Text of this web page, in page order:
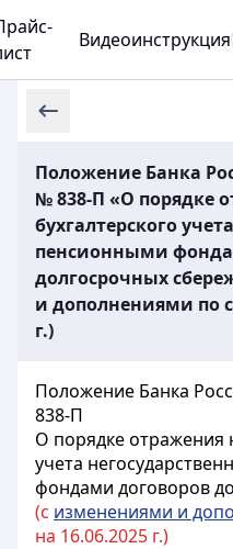
Видеоинструкция
Положение Банка
№ 838-П «О порядке
бухгалтерского
пенсионными
долгосрочных
и дополнениями по
г.)
Положение Банка
838-П
О порядке отражения
учета
фондами договоров
(с изменениями и
на 16.06.2025 г.)